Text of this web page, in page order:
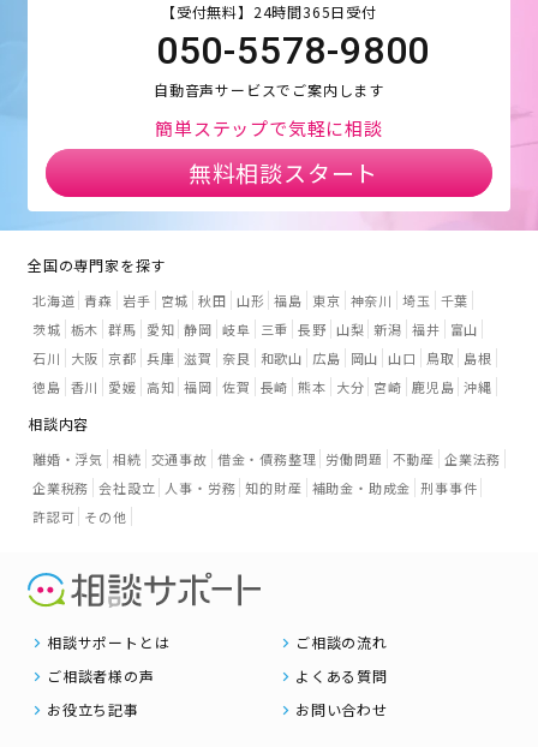
【受付無料】24時間365日受付
050-5578-9800
自動音声サービスでご案内します
簡単ステップで気軽に相談
無料相談スタート
全国の専門家を探す
北海道 青森 岩手 宮城 秋田 山形 福島 東京 神奈川 埼玉
千葉
茨城 栃木 群馬 愛知 静岡 岐阜 三重 長野 山梨 新潟 福井
富山
石川
大阪 京都 兵庫 滋賀 奈良 和歌山 広島 岡山 山口 鳥取
島根
徳島 香川 愛媛 高知 福岡 佐賀 長崎 熊本 大分 宮崎 鹿児島 沖縄
相談内容
離婚・浮気 相続 交通事故 借金・債務整理 労働問題 不動産 企業法務
企業税務 会社設立 人事・労務 知的財産 補助金・助成金 刑事事件
許認可 その他
相談サポートとは
ご相談の流れ
ご相談者様の声
よくある質問
お役立ち記事
お問い合わせ